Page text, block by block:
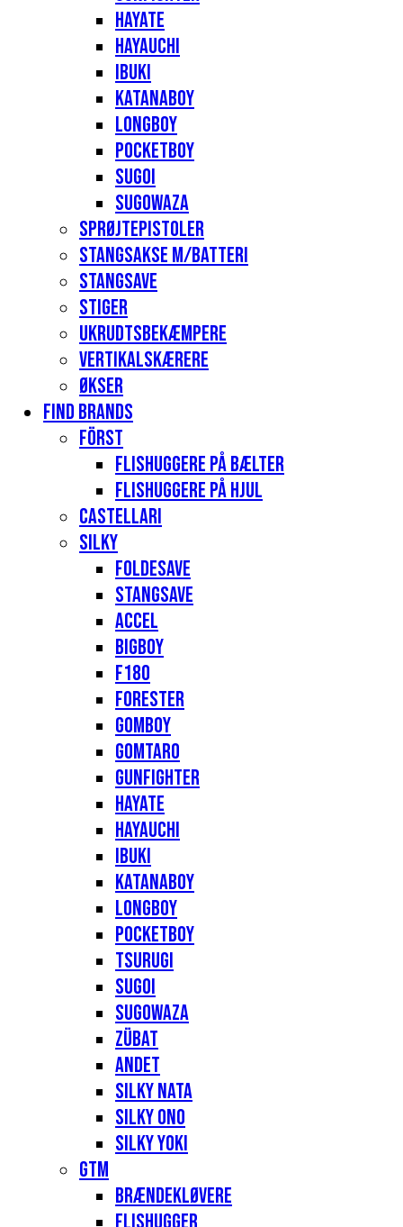
Hayate
Hayauchi
Ibuki
Katanaboy
Longboy
Pocketboy
Sugoi
Sugowaza
Sprøjtepistoler
Stangsakse m/batteri
Stangsave
Stiger
Ukrudtsbekæmpere
Vertikalskærere
Økser
Find Brands
Först
Flishuggere på bælter
Flishuggere på hjul
Castellari
Silky
Foldesave
Stangsave
Accel
Bigboy
F180
Forester
Gomboy
Gomtaro
Gunfighter
Hayate
Hayauchi
Ibuki
Katanaboy
Longboy
Pocketboy
Tsurugi
Sugoi
Sugowaza
Zübat
Andet
Silky Nata
Silky Ono
Silky Yoki
GTM
Brændekløvere